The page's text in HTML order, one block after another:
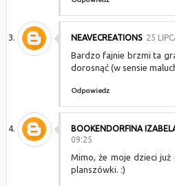
NEAVECREATIONS 25
Bardzo fajnie brzmi ta
dorosnąć (w sensie
Odpowiedz
BOOKENDORFINA
09:25
Mimo, że moje dzieci już
planszówki. :)